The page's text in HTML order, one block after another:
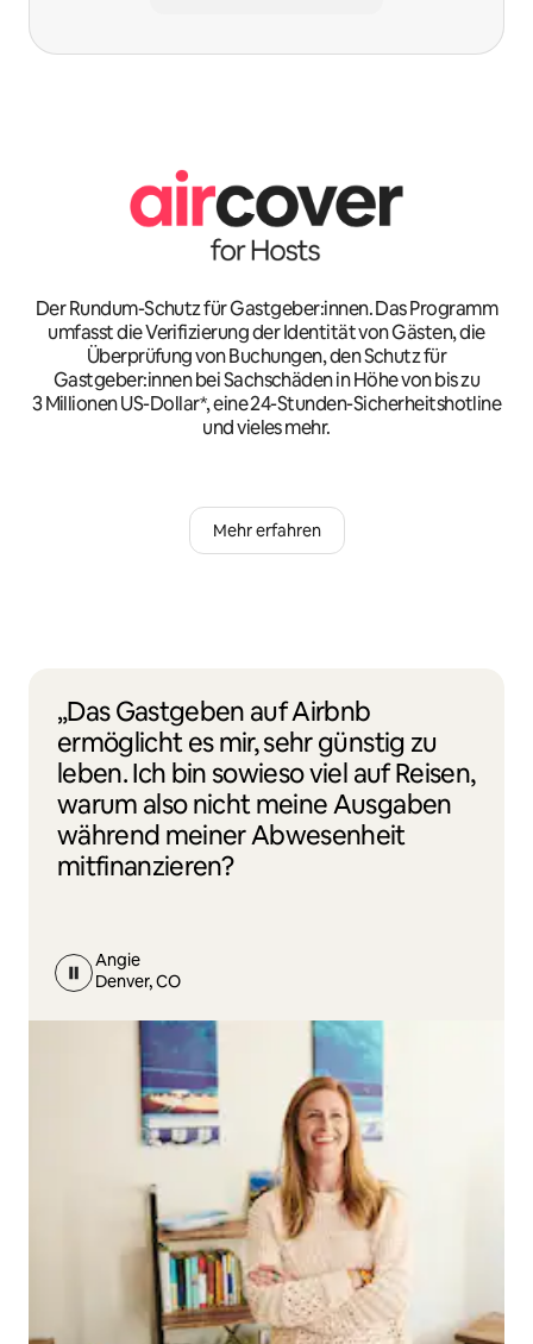
Der Rundum-Schutz für Gastgeber:innen. Das Programm
umfasst die Verifizierung der Identität von Gästen, die
Überprüfung von Buchungen, den Schutz für
Gastgeber:innen bei Sachschäden in Höhe von bis zu
3 Millionen US-Dollar*, eine 24-Stunden-Sicherheitshotline
und vieles mehr.
Mehr erfahren
„Das Gastgeben auf Airbnb
ermöglicht es mir, sehr günstig zu
leben. Ich bin sowieso viel auf Reisen,
warum also nicht meine Ausgaben
während meiner Abwesenheit
mitfinanzieren?
Angie
Denver, CO